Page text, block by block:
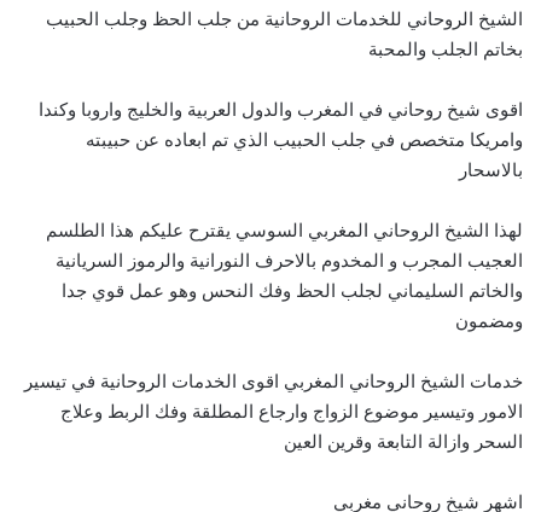
الشيخ الروحاني للخدمات الروحانية من جلب الحظ وجلب الحبيب
بخاتم الجلب والمحبة
اقوى شيخ روحاني في المغرب والدول العربية والخليج واروبا وكندا
وامريكا متخصص في جلب الحبيب الذي تم ابعاده عن حبيبته
بالاسحار
لهذا الشيخ الروحاني المغربي السوسي يقترح عليكم هذا الطلسم
العجيب المجرب و المخدوم بالاحرف النورانية والرموز السريانية
والخاتم السليماني لجلب الحظ وفك النحس وهو عمل قوي جدا
ومضمون
خدمات الشيخ الروحاني المغربي اقوى الخدمات الروحانية في تيسير
الامور وتيسير موضوع الزواج وارجاع المطلقة وفك الربط وعلاج
السحر وازالة التابعة وقرين العين
اشهر شيخ روحاني مغربي